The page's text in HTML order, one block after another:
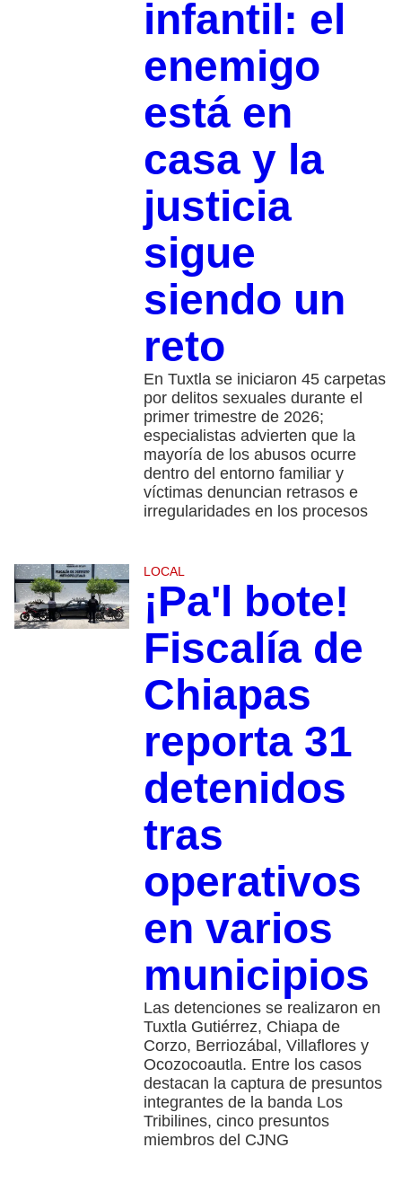
infantil: el
enemigo
está en
casa y la
justicia
sigue
siendo un
reto
En Tuxtla se iniciaron 45 carpetas
por delitos sexuales durante el
primer trimestre de 2026;
especialistas advierten que la
mayoría de los abusos ocurre
dentro del entorno familiar y
víctimas denuncian retrasos e
irregularidades en los procesos
LOCAL
¡Pa'l bote!
Fiscalía de
Chiapas
reporta 31
detenidos
tras
operativos
en varios
municipios
Las detenciones se realizaron en
Tuxtla Gutiérrez, Chiapa de
Corzo, Berriozábal, Villaflores y
Ocozocoautla. Entre los casos
destacan la captura de presuntos
integrantes de la banda Los
Tribilines, cinco presuntos
miembros del CJNG